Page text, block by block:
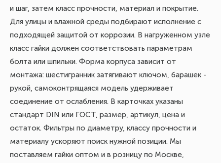
и шаг, затем класс прочности, материал и покрытие.
Для улицы и влажной среды подбирают исполнение с
подходящей защитой от коррозии. В нагруженном узле
класс гайки должен соответствовать параметрам
болта или шпильки. Форма корпуса зависит от
монтажа: шестигранник затягивают ключом, барашек -
рукой, самоконтрящаяся модель удерживает
соединение от ослабления. В карточках указаны
стандарт DIN или ГОСТ, размер, артикул, цена и
остаток. Фильтры по диаметру, классу прочности и
материалу ускоряют поиск нужной позиции. Мы
поставляем гайки оптом и в розницу по Москве,